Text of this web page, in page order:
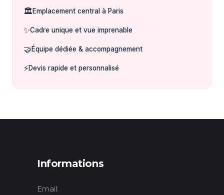
🏛️Emplacement central à Paris
✨Cadre unique et vue imprenable
🤝Équipe dédiée & accompagnement
⚡Devis rapide et personnalisé
Informations
Email: